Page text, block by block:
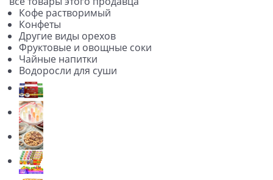
Кофе растворимый
Конфеты
Другие виды орехов
Фруктовые и овощные соки
Чайные напитки
Водоросли для суши